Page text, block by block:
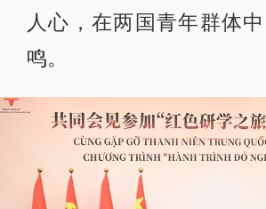
人心，在两国青年群体
鸣。